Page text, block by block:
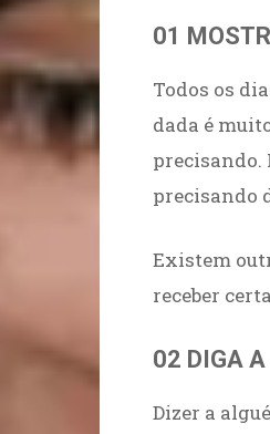
01
Todos os
dada é
precisando.
precisando
Existem
receber
02 DIGA A
Dizer a